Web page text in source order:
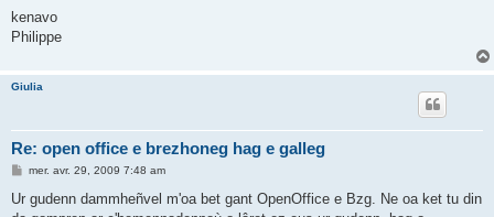
kenavo
Philippe
Giulia
Re: open office e brezhoneg hag e galleg
M
s
mer. avr. 29, 2009 7:48 am
Ur gudenn dammheñvel m'oa bet gant OpenOffice e Bzg. Ne oa ket tu din